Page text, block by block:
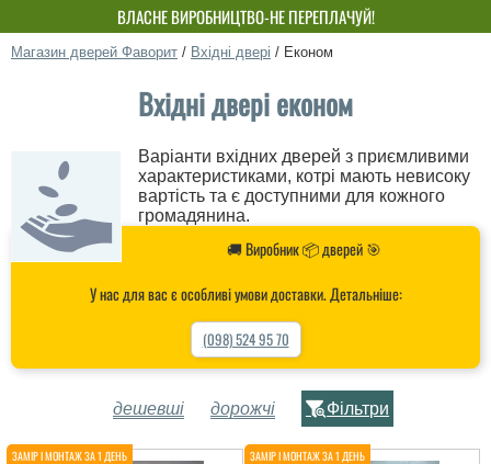
ВЛАСНЕ ВИРОБНИЦТВО-НЕ ПЕРЕПЛАЧУЙ!
Магазин дверей Фаворит / Вхідні двері / Економ
Вхідні двері економ
Варіанти вхідних дверей з приємливими
характеристиками, котрі мають невисоку
вартість та є доступними для кожного
громадянина.
🚚 Виробник 📦 дверей 🎯
У нас для вас є особливі умови доставки. Детальніше:
(098) 524 95 70
дешевші дорожчі Фільтри